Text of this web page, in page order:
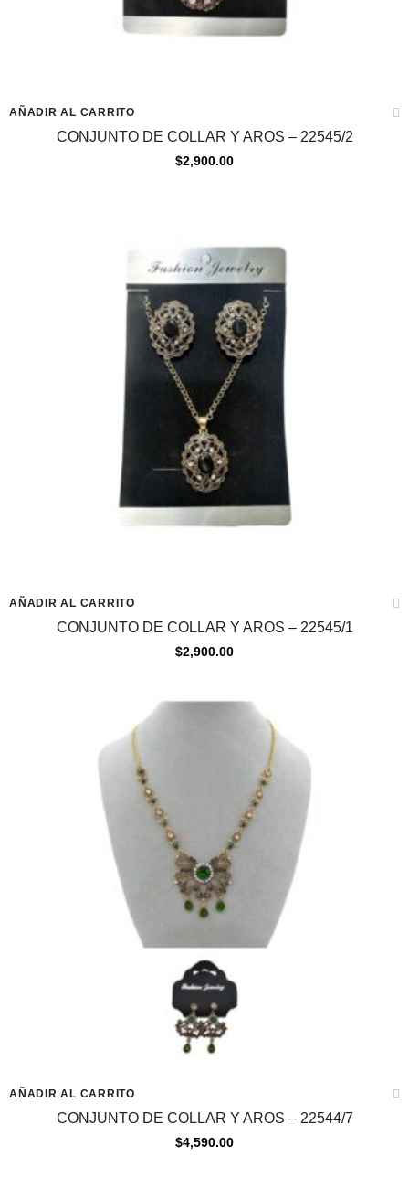
AÑADIR AL CARRITO
CONJUNTO DE COLLAR Y AROS – 22545/2
$2,900.00
AÑADIR AL CARRITO
CONJUNTO DE COLLAR Y AROS – 22545/1
$2,900.00
AÑADIR AL CARRITO
CONJUNTO DE COLLAR Y AROS – 22544/7
$4,590.00